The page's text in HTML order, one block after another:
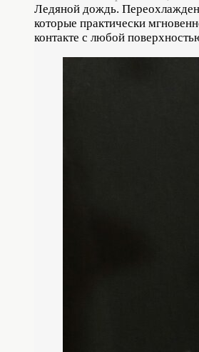
Ледяной дождь.
которые практически
контакте с любой